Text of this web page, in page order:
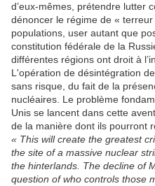
d’eux-mêmes, prétendre lutter
dénoncer le régime de «
populations, user autant que
constitution fédérale de la
différentes régions ont droit à
L'opération de désintégration
sans risque, du fait de la
nucléaires. Le problème
Unis se lancent dans cette
de la manière dont ils pourront
« This will create the greatest
the site of a massive nuclear
the hinterlands. The decline of
question of who controls those